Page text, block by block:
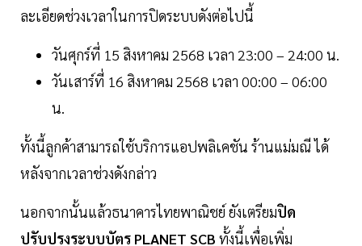
ละเอียดช่วงเวลาในการปิดระบบดังต่อไปนี้
วันศุกร์ที่ 15 สิงหาคม 2568 เวลา 23:00 – 24:00 น.
วันเสาร์ที่ 16 สิงหาคม 2568 เวลา 00:00 – 06:00
น.
ทั้งนี้ลูกค้าสามารถใช้บริการแอปพลิเคชัน ร้านแม่มณี ได้
หลังจากเวลาช่วงดังกล่าว
นอกจากนั้นแล้วธนาคารไทยพาณิชย์ ยังเตรียมปิด
ปรับปรุงระบบบัตร PLANET SCB ทั้งนี้เพื่อเพิ่ม